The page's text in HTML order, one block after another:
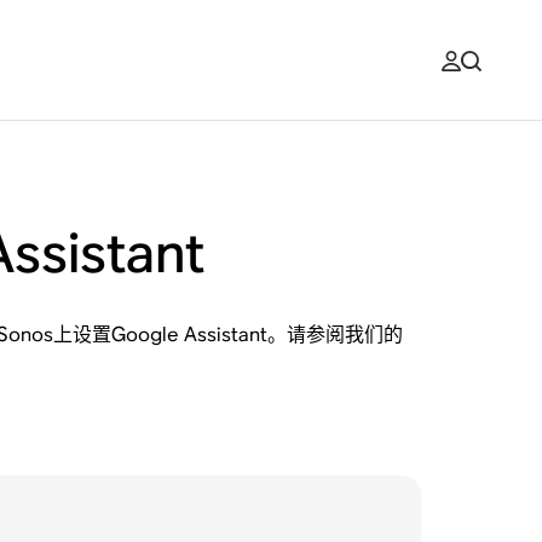
上设置Google Assistant。请参阅我们的